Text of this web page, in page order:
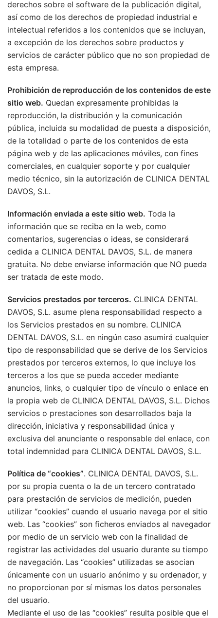
derechos sobre el software de la publicación digital,
así como de los derechos de propiedad industrial e
intelectual referidos a los contenidos que se incluyan,
a excepción de los derechos sobre productos y
servicios de carácter público que no son propiedad de
esta empresa.
Prohibición de reproducción de los contenidos de este
sitio web. Quedan expresamente prohibidas la
reproducción, la distribución y la comunicación
pública, incluida su modalidad de puesta a disposición,
de la totalidad o parte de los contenidos de esta
página web y de las aplicaciones móviles, con fines
comerciales, en cualquier soporte y por cualquier
medio técnico, sin la autorización de CLINICA DENTAL
DAVOS, S.L.
Información enviada a este sitio web. Toda la
información que se reciba en la web, como
comentarios, sugerencias o ideas, se considerará
cedida a CLINICA DENTAL DAVOS, S.L. de manera
gratuita. No debe enviarse información que NO pueda
ser tratada de este modo.
Servicios prestados por terceros. CLINICA DENTAL
DAVOS, S.L. asume plena responsabilidad respecto a
los Servicios prestados en su nombre. CLINICA
DENTAL DAVOS, S.L. en ningún caso asumirá cualquier
tipo de responsabilidad que se derive de los Servicios
prestados por terceros externos, lo que incluye los
terceros a los que se pueda acceder mediante
anuncios, links, o cualquier tipo de vínculo o enlace en
la propia web de CLINICA DENTAL DAVOS, S.L. Dichos
servicios o prestaciones son desarrollados baja la
dirección, iniciativa y responsabilidad única y
exclusiva del anunciante o responsable del enlace, con
total indemnidad para CLINICA DENTAL DAVOS, S.L.
Política de “cookies”. CLINICA DENTAL DAVOS, S.L.
por su propia cuenta o la de un tercero contratado
para prestación de servicios de medición, pueden
utilizar “cookies” cuando el usuario navega por el sitio
web. Las “cookies” son ficheros enviados al navegador
por medio de un servicio web con la finalidad de
registrar las actividades del usuario durante su tiempo
de navegación. Las “cookies” utilizadas se asocian
únicamente con un usuario anónimo y su ordenador, y
no proporcionan por sí mismas los datos personales
del usuario.
Mediante el uso de las “cookies” resulta posible que el